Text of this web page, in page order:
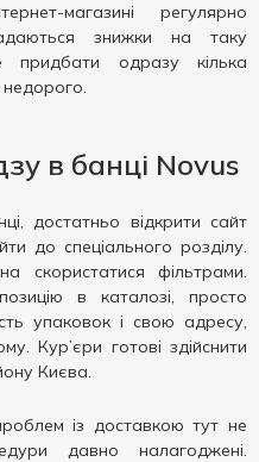
магазині регулярно
знижки на таку
одразу кілька
недорого.
в банці Novus
достатньо відкрити сайт
до спеціального розділу.
скористатися фільтрами.
в каталозі, просто
упаковок і свою адресу,
Кур’єри готові здійснити
Києва.
із доставкою тут не
давно налагоджені.